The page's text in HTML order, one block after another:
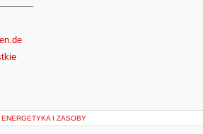
ENERGETYKA I ZASOBY